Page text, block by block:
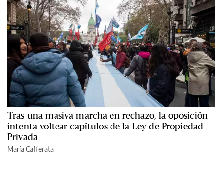
Tras una masiva marcha en rechazo, la oposición
intenta voltear capítulos de la Ley de Propiedad
Privada
María Cafferata